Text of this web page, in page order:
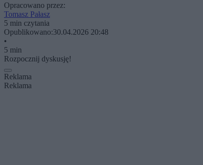
Opracowano przez:
Tomasz Pałasz
5 min czytania
Opublikowano:30.04.2026 20:48
•
5 min
Rozpocznij dyskusję!
Reklama
Reklama